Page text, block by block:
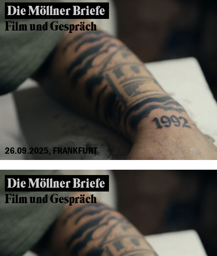
Die Möllner Briefe
Film und Gespräch
26.09.2025, FRANKFURT
Die Möllner Briefe
Film und Gespräch